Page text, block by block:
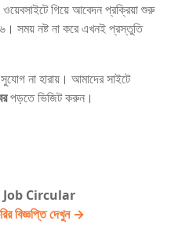
ওয়েবসাইটে গিয়ে আবেদন প্রক্রিয়া শুরু
সময় নষ্ট না করে এখনই প্রস্তুতি
না হারায়। আমাদের সাইটে
পড়তে ভিজিট করুন।
Circular
বিজ্ঞপ্তি দেখুন →